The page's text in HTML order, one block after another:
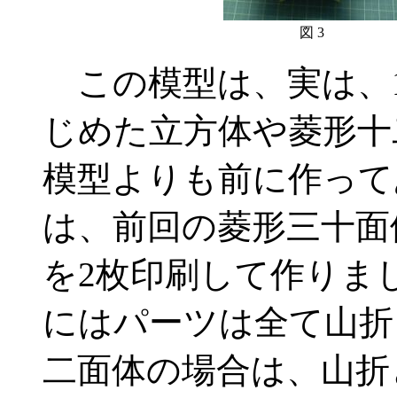
図 3
この模型は、実は、
じめた立方体や菱形
模型よりも前に作っ
は、前回の菱形三十
を2枚印刷して作りま
にはパーツは全て山
二面体の場合は、山